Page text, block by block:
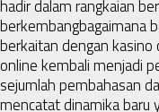
hadir dalam rangkaian
berkembangbagaimana
berkaitan dengan kasino
online kembali menjadi
sejumlah pembahasan
mencatat dinamika baru